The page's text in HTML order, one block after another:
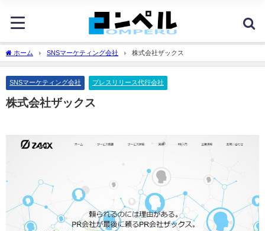
ホーム SNSマーケティング会社 株式会社ザックス
SNSマーケティング会社 プレスリリース代行会社
株式会社ザックス